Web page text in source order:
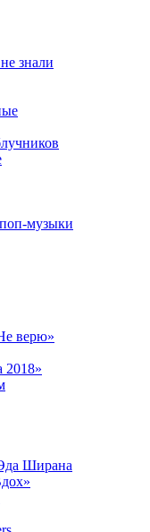
знали
музыки
верю»
2018»
Ширана